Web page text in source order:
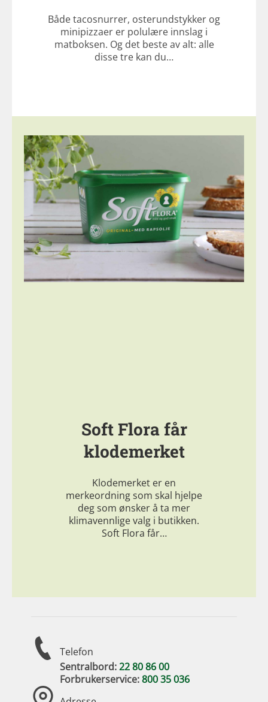
Både tacosnurrer, osterundstykker og
minipizzaer er polulære innslag i
matboksen. Og det beste av alt: alle
disse tre kan du…
Soft Flora får
klodemerket
Klodemerket er en
merkeordning som skal hjelpe
deg som ønsker å ta mer
klimavennlige valg i butikken.
Soft Flora får…
Telefon
Sentralbord:22 80 86 00
Forbrukerservice:800 35 036